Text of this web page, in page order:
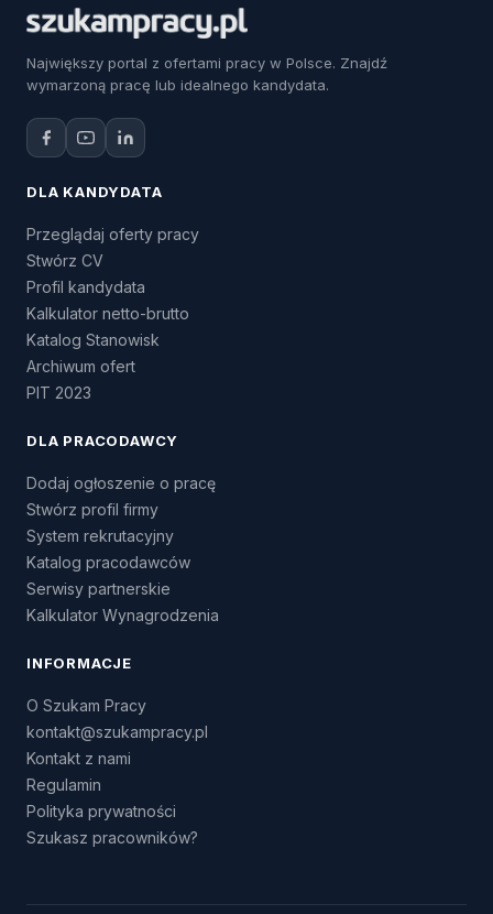
Największy portal z ofertami pracy w Polsce. Znajdź
wymarzoną pracę lub idealnego kandydata.
DLA KANDYDATA
Przeglądaj oferty pracy
Stwórz CV
Profil kandydata
Kalkulator netto-brutto
Katalog Stanowisk
Archiwum ofert
PIT 2023
DLA PRACODAWCY
Dodaj ogłoszenie o pracę
Stwórz profil firmy
System rekrutacyjny
Katalog pracodawców
Serwisy partnerskie
Kalkulator Wynagrodzenia
INFORMACJE
O Szukam Pracy
kontakt@szukampracy.pl
Kontakt z nami
Regulamin
Polityka prywatności
Szukasz pracowników?